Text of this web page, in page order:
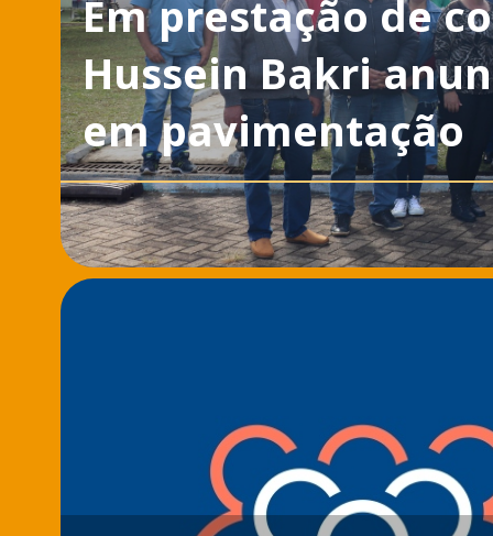
Em prestação de
Hussein Bakri
em pavimentação